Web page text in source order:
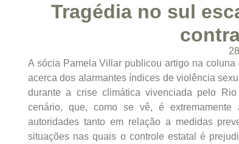
Tragédia no sul
A sócia Pamela Villar publicou artigo na
acerca dos alarmantes índices de violência
durante a crise climática vivenciada pelo
cenário, que, como se vê, é
autoridades tanto em relação a medidas
situações nas quais o controle estatal é